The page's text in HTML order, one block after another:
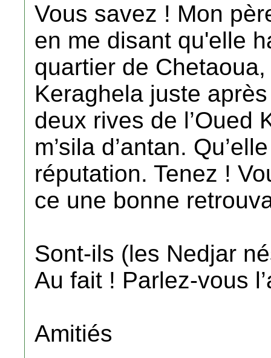
Vous savez ! Mon
en me disant qu'elle
quartier de
Keraghela juste
deux rives de l’Oued
m’sila d’antan.
réputation. Tenez !
ce une bonne
Sont-ils (les Nedjar
Au fait ! Parlez-vous
Amitiés